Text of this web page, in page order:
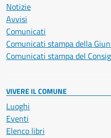
Notizie
Avvisi
Comunicati
Comunicati stampa della
Comunicati stampa del
VIVERE IL COMUNE
Luoghi
Eventi
Elenco libri